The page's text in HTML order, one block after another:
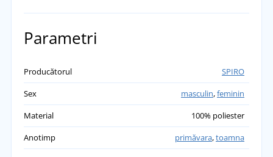
Parametri
Producătorul
SPIRO
Sex
masculin,feminin
Material
100% poliester
Anotimp
primăvara,toamna